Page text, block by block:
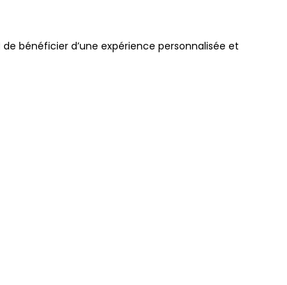
bénéficier d’une expérience personnalisée et